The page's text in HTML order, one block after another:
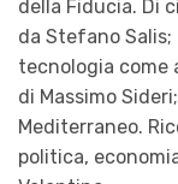
della Fiducia. Di
da Stefano Salis;
tecnologia come
di Massimo
Mediterraneo.
politica,